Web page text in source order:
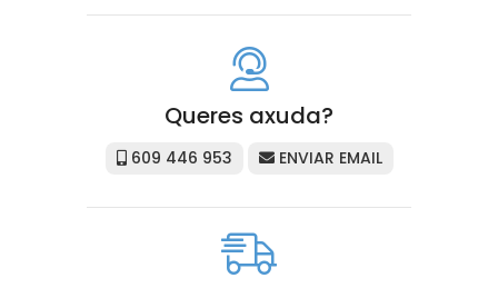
Queres axuda?
609 446 953 ENVIAR EMAIL